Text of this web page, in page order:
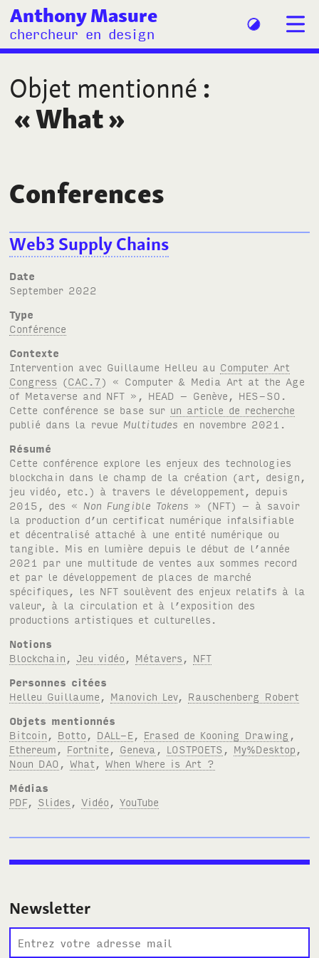
Anthony Masure
chercheur en design
Objet mentionné :
«What»
Conferences
Web3 Supply Chains
Date
September 2022
Type
Conférence
Contexte
Intervention avec Guillaume Helleu au Computer Art
Congress (CAC.7) « Computer & Media Art at the Age
of Metaverse and NFT », HEAD – Genève, HES-SO
Cette conférence se base sur un article de recherche
publié dans la revue Multitudes en novembre 2021.
Résumé
Cette conférence explore les enjeux des technologies
blockchain dans le champ de la création (art, design,
jeu vidéo, etc.) à travers le développement, depuis
2015, des « Non Fungible Tokens » (NFT) – à savoir
la production d’un certificat numérique infalsifiable
et décentralisé attaché à une entité numérique ou
tangible. Mis en lumière depuis le début de l’année
2021 par une multitude de ventes aux sommes record
et par le développement de places de marché
spécifiques, les NFT soulèvent des enjeux relatifs à la
valeur, à la circulation et à l’exposition des
productions artistiques et culturelles.
Notions
Blockchain
Jeu vidéo Métavers
NFT
Personnes citées
Helleu Guillaume
Manovich Lev, Rauschenberg Robert
Objets mentionnés
Bitcoin
Botto DALL-E Erased de Kooning Drawing
Ethereum
Fortnite Geneva LOSTPOETS My%Desktop
Noun DAO ,What ,When Where is Art ?
Médias
PDF, Slides ,Vidéo ,YouTube
Newsletter